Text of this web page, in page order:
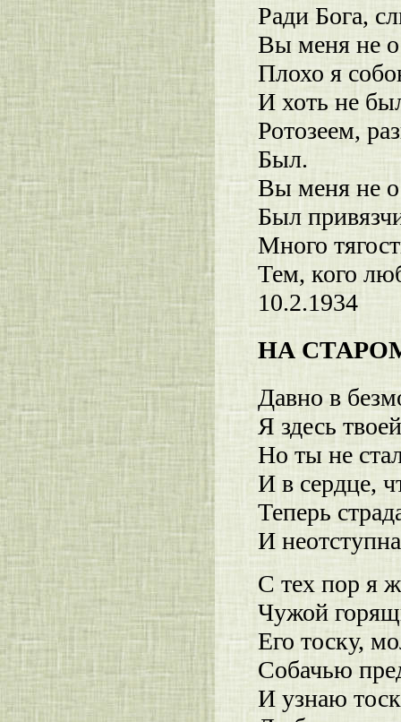
Ради Бога,
Вы меня не
Плохо я
И хоть не
Ротозеем,
Был.
Вы меня не
Был
Много
Тем, кого
10.2.1934
НА
Давно в
Я здесь
Но ты не
И в сердце,
Теперь
И
С тех пор я
Чужой
Его тоску,
Собачью
И узнаю